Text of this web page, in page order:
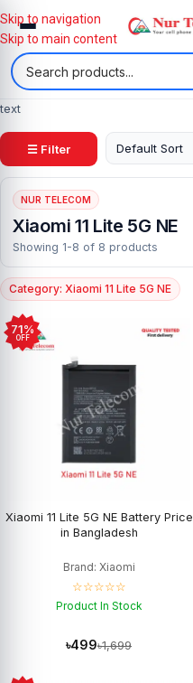
Skip to navigation
Skip to main content
text
☰ Filter
NUR TELECOM
Xiaomi 11 Lite 5G NE
Showing 1-8 of 8 products
Category: Xiaomi 11 Lite 5G NE
71%
OFF
Xiaomi 11 Lite 5G NE Battery Price
in Bangladesh
Brand: Xiaomi
☆☆☆☆☆
Product In Stock
৳499৳1,699